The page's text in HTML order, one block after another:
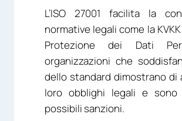
L’ISO 27001 facilita la
normative legali come la
Protezione dei Dati
organizzazioni che
dello standard dimostrano di
loro obblighi legali e
possibili sanzioni.